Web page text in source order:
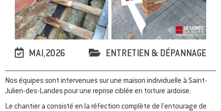
MAI,2026 ENTRETIEN & DÉPANNAGE
Nos équipes sont intervenues sur une maison individuelle à Saint-
Julien-des-Landes pour une reprise ciblée en toiture ardoise.
Le chantier a consisté en la réfection complète de l’entourage de